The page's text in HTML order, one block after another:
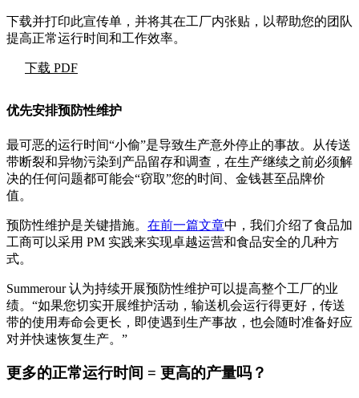
下载并打印此宣传单，并将其在工厂内张贴，以帮助您的团队
提高正常运行时间和工作效率。
下载 PDF
优先安排预防性维护
最可恶的运行时间“小偷”是导致生产意外停止的事故。从传送
带断裂和异物污染到产品留存和调查，在生产继续之前必须解
决的任何问题都可能会“窃取”您的时间、金钱甚至品牌价
值。
预防性维护是关键措施。 在前一篇文章中，我们介绍了食品加
工商可以采用 PM 实践来实现卓越运营和食品安全的几种方
式。
Summerour 认为持续开展预防性维护可以提高整个工厂的业
绩。“如果您切实开展维护活动，输送机会运行得更好，传送
带的使用寿命会更长，即使遇到生产事故，也会随时准备好应
对并快速恢复生产。”
更多的正常运行时间 = 更高的产量吗？